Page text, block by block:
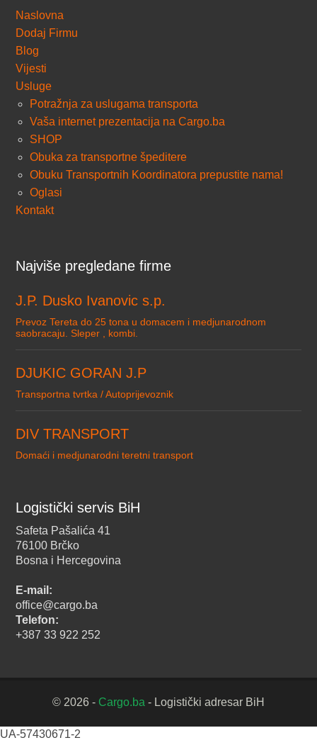
Naslovna
Dodaj Firmu
Blog
Vijesti
Usluge
Potražnja za uslugama transporta
Vaša internet prezentacija na Cargo.ba
SHOP
Obuka za transportne špeditere
Obuku Transportnih Koordinatora prepustite nama!
Oglasi
Kontakt
Najviše pregledane firme
J.P. Dusko Ivanovic s.p.
Prevoz Tereta do 25 tona u domacem i medjunarodnom
saobracaju. Sleper , kombi.
DJUKIC GORAN J.P
Transportna tvrtka / Autoprijevoznik
DIV TRANSPORT
Domaći i medjunarodni teretni transport
Logistički servis BiH
Safeta Pašalića 41
76100 Brčko
Bosna i Hercegovina
E-mail:
office@cargo.ba
Telefon:
+387 33 922 252
© 2026 - Cargo.ba - Logistički adresar BiH
UA-57430671-2